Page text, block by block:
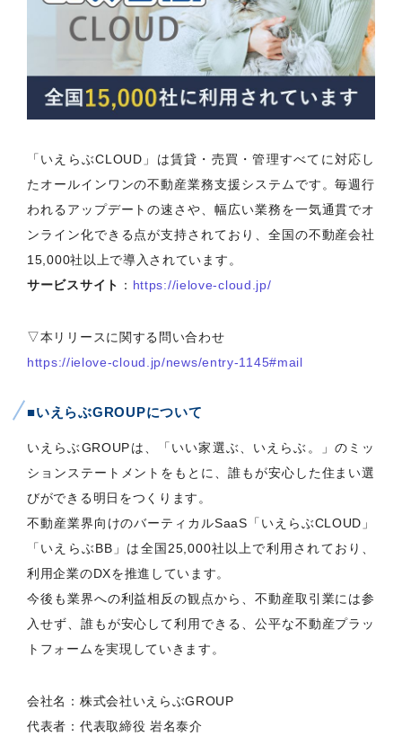
「いえらぶCLOUD」は賃貸・売買・管理すべてに対応し
たオールインワンの不動産業務支援システムです。毎週行
われるアップデートの速さや、幅広い業務を一気通貫でオ
ンライン化できる点が支持されており、全国の不動産会社
15,000社以上で導入されています。
サービスサイト ： https://ielove-cloud.jp/
▽本リリースに関する問い合わせ
https://ielove-cloud.jp/news/entry-1145#mail
■いえらぶGROUPについて
いえらぶGROUPは、「いい家選ぶ、いえらぶ。」のミッ
ションステートメントをもとに、誰もが安心した住まい選
びができる明日をつくります。
不動産業界向けのバーティカルSaaS「いえらぶCLOUD」
「いえらぶBB」は全国25,000社以上で利用されており、
利用企業のDXを推進しています。
今後も業界への利益相反の観点から、不動産取引業には参
入せず、誰もが安心して利用できる、公平な不動産プラッ
トフォームを実現していきます。
会社名：株式会社いえらぶGROUP
代表者：代表取締役 岩名泰介